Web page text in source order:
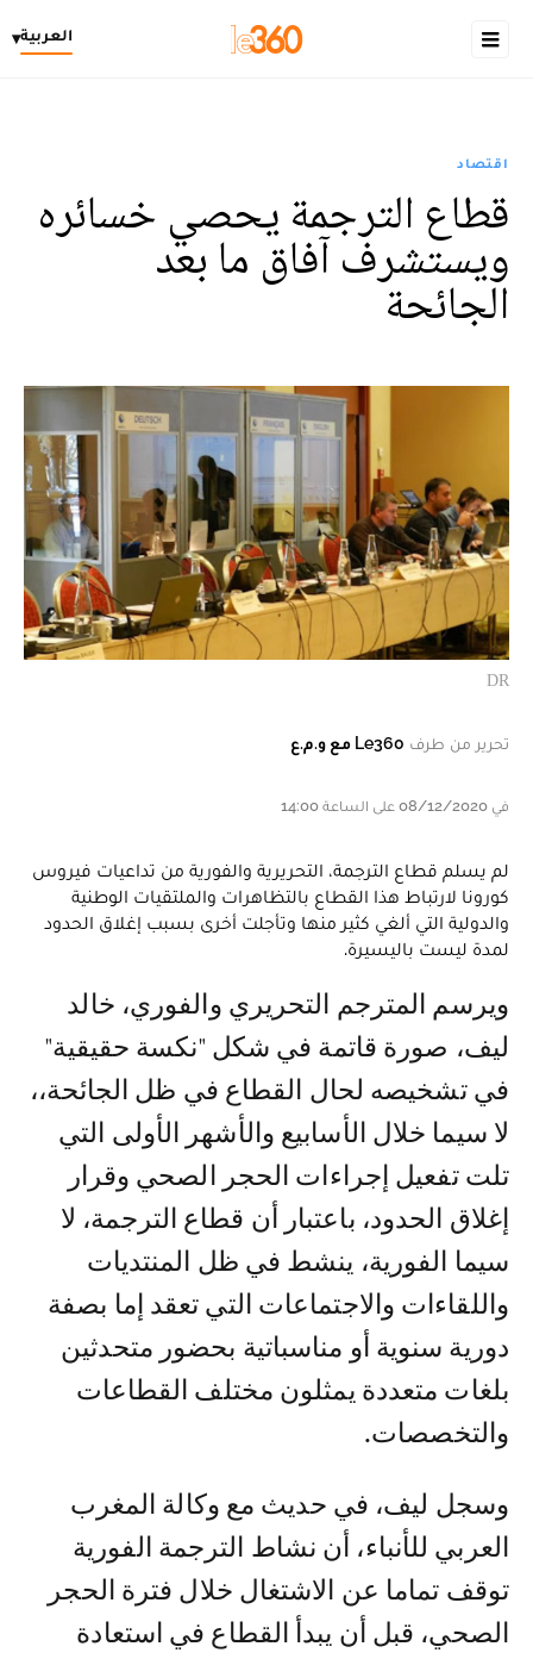
العربية▾
اقتصاد
قطاع الترجمة يحصي خسائره
ويستشرف آفاق ما بعد
الجائحة
DR
تحرير من طرف Le360 مع و.م.ع
في 08/12/2020 على الساعة 14:00
لم يسلم قطاع الترجمة، التحريرية والفورية من تداعيات فيروس
كورونا لارتباط هذا القطاع بالتظاهرات والملتقيات الوطنية
والدولية التي ألغي كثير منها وتأجلت أخرى بسبب إغلاق الحدود
لمدة ليست باليسيرة.
ويرسم المترجم التحريري والفوري، خالد
ليف، صورة قاتمة في شكل "نكسة حقيقية"
في تشخيصه لحال القطاع في ظل الجائحة،،
لا سيما خلال الأسابيع والأشهر الأولى التي
تلت تفعيل إجراءات الحجر الصحي وقرار
إغلاق الحدود، باعتبار أن قطاع الترجمة، لا
سيما الفورية، ينشط في ظل المنتديات
واللقاءات والاجتماعات التي تعقد إما بصفة
دورية سنوية أو مناسباتية بحضور متحدثين
بلغات متعددة يمثلون مختلف القطاعات
والتخصصات.
وسجل ليف، في حديث مع وكالة المغرب
العربي للأنباء، أن نشاط الترجمة الفورية
توقف تماما عن الاشتغال خلال فترة الحجر
الصحي، قبل أن يبدأ القطاع في استعادة